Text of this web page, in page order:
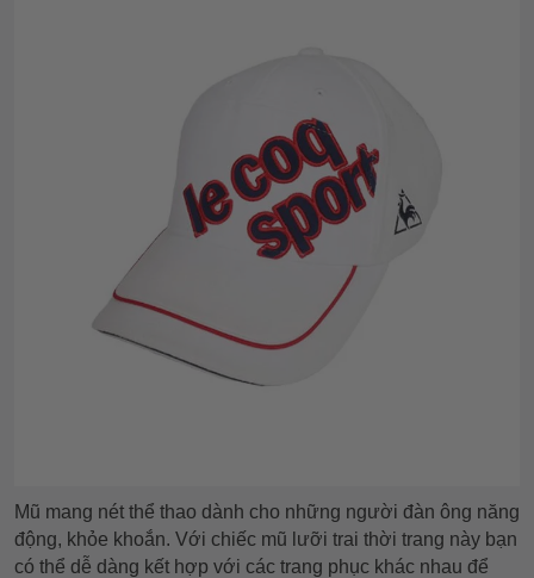
Mũ mang nét thể thao dành cho những người đàn ông năng
động, khỏe khoắn. Với chiếc mũ lưỡi trai thời trang này bạn
có thể dễ dàng kết hợp với các trang phục khác nhau để